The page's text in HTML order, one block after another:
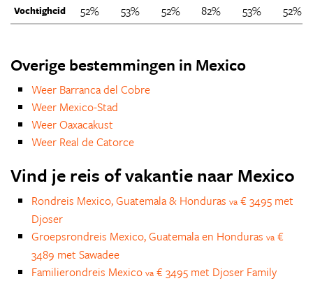
Vochtigheid 52% 53% 52% 82% 53% 52%
Overige bestemmingen in Mexico
Weer Barranca del Cobre
Weer Mexico-Stad
Weer Oaxacakust
Weer Real de Catorce
Vind je reis of vakantie naar Mexico
Rondreis Mexico, Guatemala & Honduras va € 3495 met
Djoser
Groepsrondreis Mexico, Guatemala en Honduras va €
3489 met Sawadee
Familierondreis Mexico va € 3495 met Djoser Family